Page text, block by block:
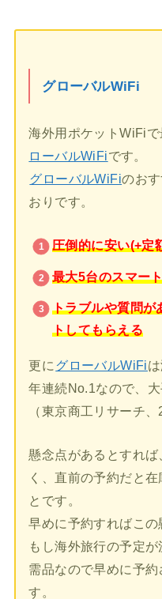
グローバルWiFi
海外用ポケットWiFi
ローバルWiFiです。
グローバルWiFiのお
おりです。
圧倒的に安い(+定
最大5台のスマー
トラブルや質問が
トしてもらえる
更に グローバルWiFi
年連続No.1なので、
（東京商工リサーチ
懸念点があるとすれ
く、直前の予約だと
とです。
早めに予約すればこの
もし海外旅行の予定
需品なので早めに予
す。